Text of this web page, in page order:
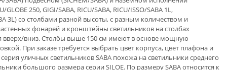
GLOBE 250, GIGI/SABA, RICU/SABA, RICU/ISSO/SABA 1L,
3L) со столбами разной высоты, с разным количеством и
фонарей и кронштейны светильников на столбах
вверх/вниз. Столбы выше 150 см имеют в основе мощную
При заказе требуется выбрать цвет корпуса, цвет плафона и
уличных светильников SABA похожа на светильники среднего
большого размера серии SILOE. По размеру SABA относится к